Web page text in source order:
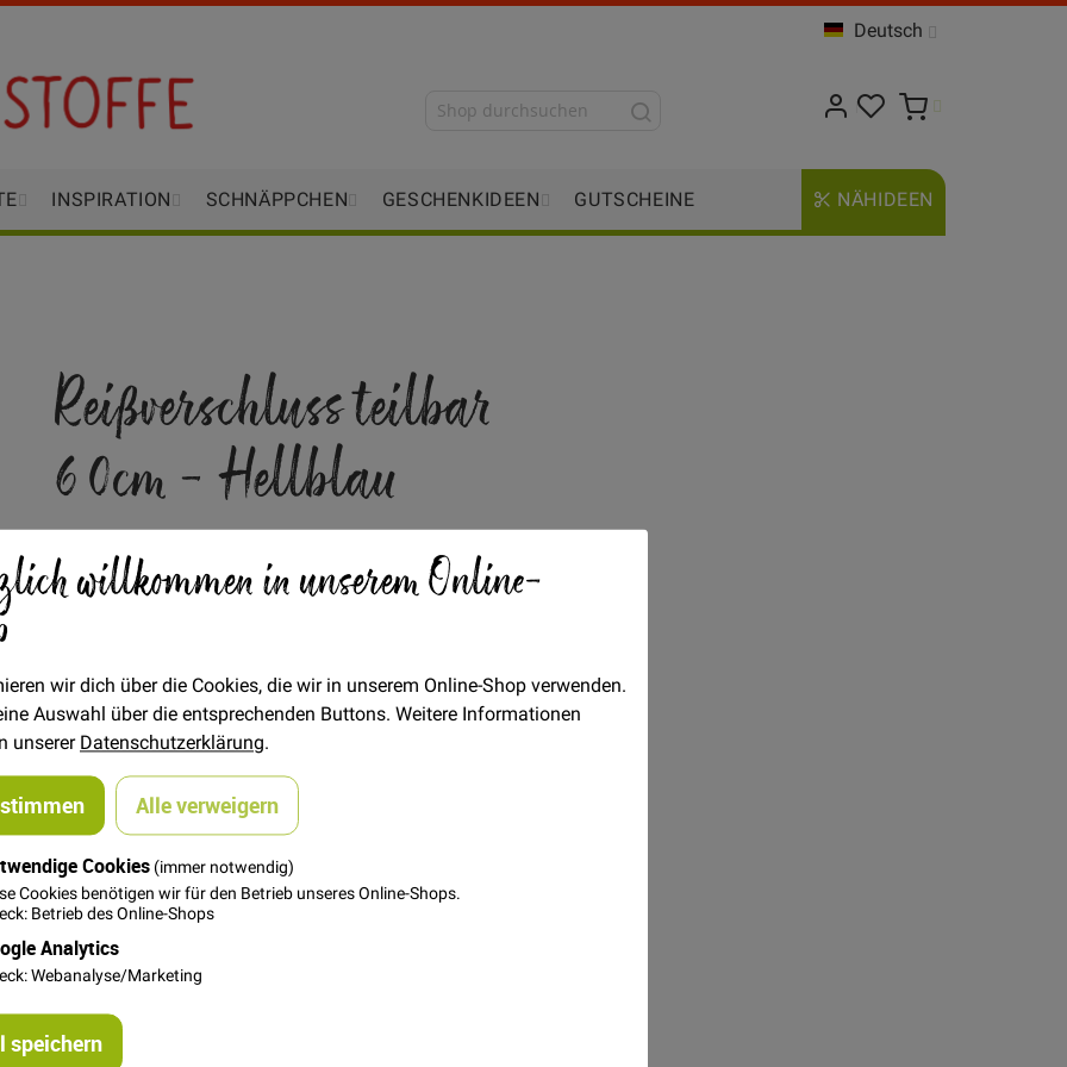
willkommen in unserem Online-
wir dich über die Cookies, die wir in unserem Online-Shop verwenden.
Auswahl über die entsprechenden Buttons. Weitere Informationen
unsererDatenschutzerklärung.
Alle verweigern
Cookies (immer notwendig)
Cookies benötigen wir für den Betrieb unseres Online-Shops.
Betrieb des Online-Shops
Analytics
Webanalyse/Marketing
speichern
Deutsch
INSPIRATION SCHNÄPPCHEN GESCHENKIDEEN GUTSCHEINE NÄHIDEEN
Reißverschluss teilbar
60cm - Hellblau
VerfügbarkeitAuf Lager
STÜCK
In den Warenkorb
oder Taschen, 60cm lang, hellblau